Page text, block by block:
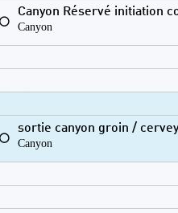
⚪
Canyon Réservé initiation
Canyon
⚪
sortie canyon groin /
Canyon